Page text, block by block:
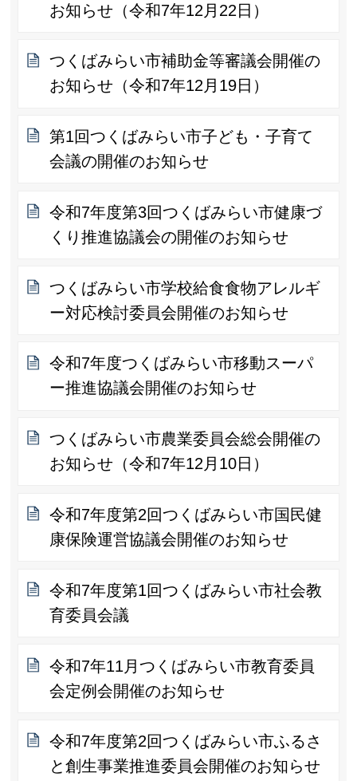
お知らせ（令和7年12月22日）
つくばみらい市補助金等審議会開催の
お知らせ（令和7年12月19日）
第1回つくばみらい市子ども・子育て
会議の開催のお知らせ
令和7年度第3回つくばみらい市健康づ
くり推進協議会の開催のお知らせ
つくばみらい市学校給食食物アレルギ
ー対応検討委員会開催のお知らせ
令和7年度つくばみらい市移動スーパ
ー推進協議会開催のお知らせ
つくばみらい市農業委員会総会開催の
お知らせ（令和7年12月10日）
令和7年度第2回つくばみらい市国民健
康保険運営協議会開催のお知らせ
令和7年度第1回つくばみらい市社会教
育委員会議
令和7年11月つくばみらい市教育委員
会定例会開催のお知らせ
令和7年度第2回つくばみらい市ふるさ
と創生事業推進委員会開催のお知らせ